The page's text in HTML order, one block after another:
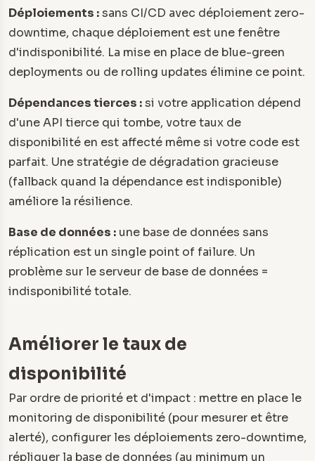
Déploiements :sans CI/CD avec déploiement zero-
downtime, chaque déploiement est une fenêtre
d'indisponibilité. La mise en place de blue-green
deployments ou de rolling updates élimine ce point.
Dépendances tierces :si votre application dépend
d'une API tierce qui tombe, votre taux de
disponibilité en est affecté même si votre code est
parfait. Une stratégie de dégradation gracieuse
(fallback quand la dépendance est indisponible)
améliore la résilience.
Base de données : une base de données sans
réplication est un single point of failure. Un
problème sur le serveur de base de données =
indisponibilité totale.
Améliorer le taux de
disponibilité
Par ordre de priorité et d'impact : mettre en place le
monitoring de disponibilité (pour mesurer et être
alerté), configurer les déploiements zero-downtime,
répliquer la base de données (au minimum un